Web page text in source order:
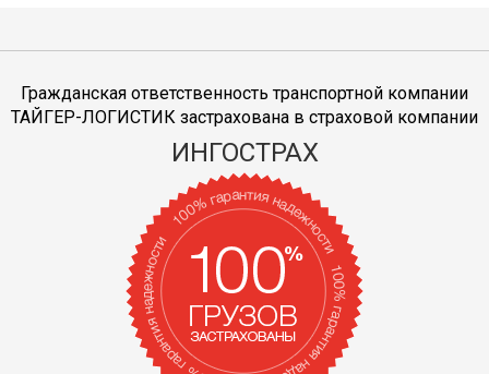
Гражданская ответственность транспортной компании
ТАЙГЕР-ЛОГИСТИК застрахована в страховой компании
ИНГОСТРАХ